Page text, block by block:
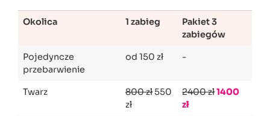
Okolica 1 zabieg
Pakiet 3
zabiegów
Pojedyncze
przebarwienie
od 150 zł -
Twarz 800 zł 550
zł
2400 zł1400
zł